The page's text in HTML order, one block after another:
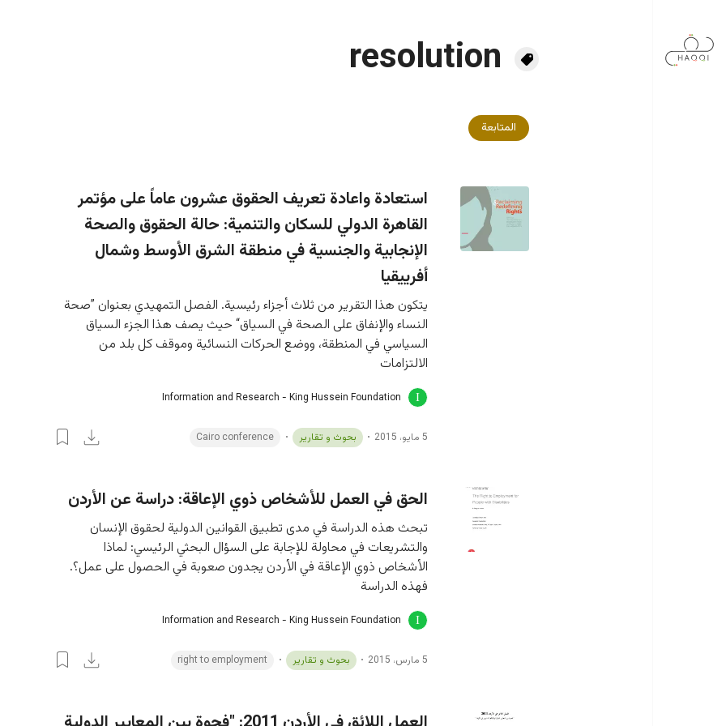
resolution
المتابعة
استعادة واعادة تعريف الحقوق عشرون عاماً على مؤتمر
القاهرة الدولي للسكان والتنمية: حالة الحقوق والصحة
الإنجابية والجنسية في منطقة الشرق الأوسط وشمال
أفرييقيا
يتكون هذا التقرير من ثلاث أجزاء رئيسية. الفصل التمهيدي بعنوان ”صحة
النساء والإنفاق على الصحة في السياق“ حيث يصف هذا الجزء السياق
السياسي في المنطقة، ووضع الحركات النسائية وموقف كل بلد من
الالتزامات
Information and Research - King Hussein Foundation
5 مايو، 2015 بحوث و تقارير Cairo conference
الحق في العمل للأشخاص ذوي الإعاقة: دراسة عن الأردن
تبحث هذه الدراسة في مدى تطبيق القوانين الدولية لحقوق الإنسان
والتشريعات في محاولة للإجابة على السؤال البحثي الرئيسي: لماذا
الأشخاص ذوي الإعاقة في الأردن يجدون صعوبة في الحصول على عمل؟.
فهذه الدراسة
Information and Research - King Hussein Foundation
5 مارس، 2015 بحوث و تقارير right to employment